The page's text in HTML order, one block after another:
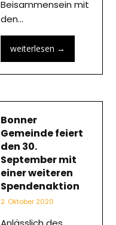
Beisammensein mit
den…
weiterlesen →
Bonner
Gemeinde feiert
den 30.
September mit
einer weiteren
Spendenaktion
2. Oktober 2020